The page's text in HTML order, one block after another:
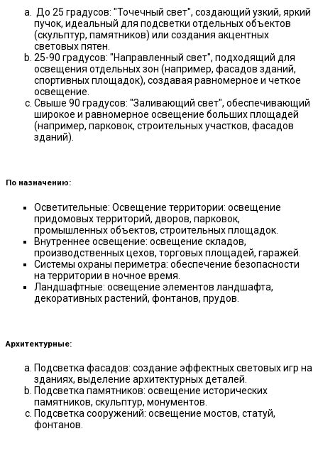
До 25 градусов: "Точечный свет", создающий узкий, яркий
пучок, идеальный для подсветки отдельных объектов
(скульптур, памятников) или создания акцентных
световых пятен.
25-90 градусов: "Направленный свет", подходящий для
освещения отдельных зон (например, фасадов зданий,
спортивных площадок), создавая равномерное и четкое
освещение.
Свыше 90 градусов: "Заливающий свет", обеспечивающий
широкое и равномерное освещение больших площадей
(например, парковок, строительных участков, фасадов
зданий).
По назначению:
Осветительные: Освещение территории: освещение
придомовых территорий, дворов, парковок,
промышленных объектов, строительных площадок.
Внутреннее освещение: освещение складов,
производственных цехов, торговых площадей, гаражей.
Системы охраны периметра: обеспечение безопасности
на территории в ночное время.
Ландшафтные: освещение элементов ландшафта,
декоративных растений, фонтанов, прудов.
Архитектурные:
Подсветка фасадов: создание эффектных световых игр на
зданиях, выделение архитектурных деталей.
Подсветка памятников: освещение исторических
памятников, скульптур, монументов.
Подсветка сооружений: освещение мостов, статуй,
фонтанов.